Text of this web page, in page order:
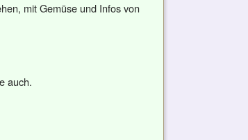
mit Gemüse und Infos von
auch.